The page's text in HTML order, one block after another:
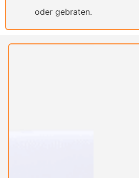
oder gebraten.